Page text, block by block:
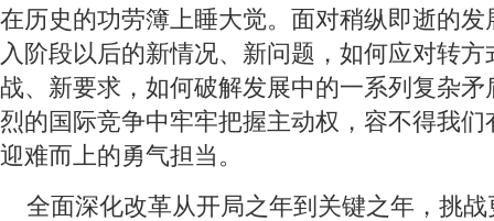
在历史的功劳簿上睡大觉。面对稍纵即逝的
入阶段以后的新情况、新问题，如何应对转
战、新要求，如何破解发展中的一系列复杂
烈的国际竞争中牢牢把握主动权，容不得我
迎难而上的勇气担当。
全面深化改革从开局之年到关键之年，挑战